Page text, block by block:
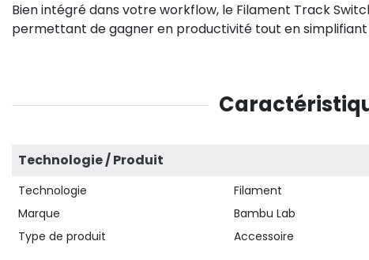
Bien intégré dans votre workflow, le Filament Track
permettant de gagner en productivité tout en simplifiant
Technologie / Produit
Technologie
Filament
Marque
Bambu Lab
Type de produit
Accessoire